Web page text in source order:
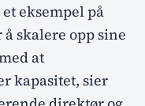
eksempel på
skalere opp sine
at
kapasitet, sier